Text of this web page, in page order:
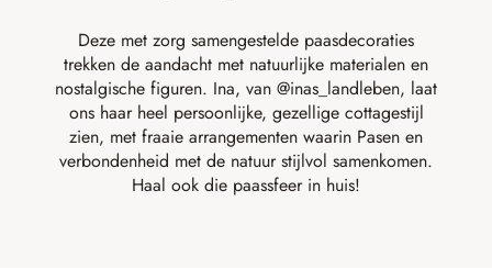
Deze met zorg samengestelde paasdecoraties
trekken de aandacht met natuurlijke materialen en
nostalgische figuren. Ina, van @inas_landleben, laat
ons haar heel persoonlijke, gezellige cottagestijl
zien, met fraaie arrangementen waarin Pasen en
verbondenheid met de natuur stijlvol samenkomen.
Haal ook die paassfeer in huis!